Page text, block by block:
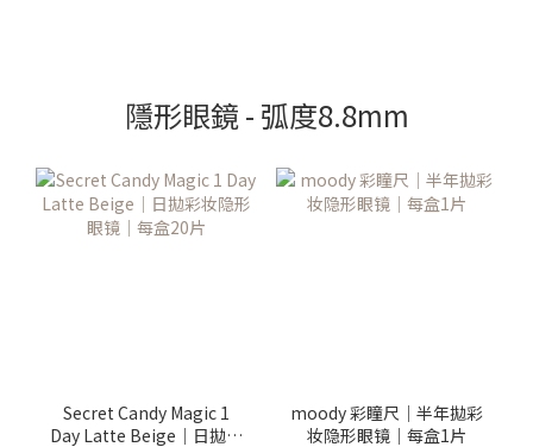
隱形眼鏡 - 弧度8.8mm
Secret Candy Magic 1
Day Latte Beige｜日拋彩
moody 彩瞳尺｜半年拋彩
妆隐形眼镜｜每盒1片